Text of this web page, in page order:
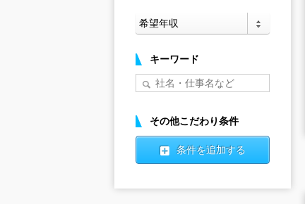
キーワード
その他こだわり条件
条件を追加する